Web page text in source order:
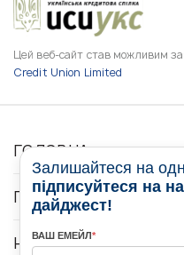
Цей веб-сайт став можливим
Credit Union Limited
ГОЛОВНА
ПРО НАС
НОВИНИ
Залишайтеся на
підписуйтеся на
дайджест!
ВАШ ЕМЕЙЛ*